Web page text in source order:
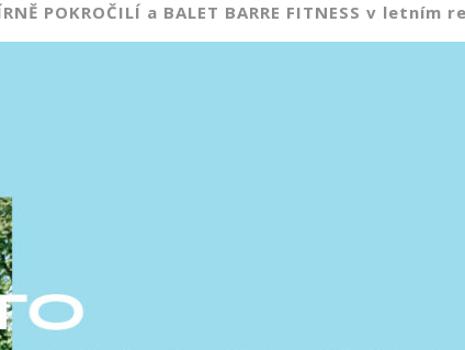
POKROČILÍ a BALET BARRE FITNESS v letním